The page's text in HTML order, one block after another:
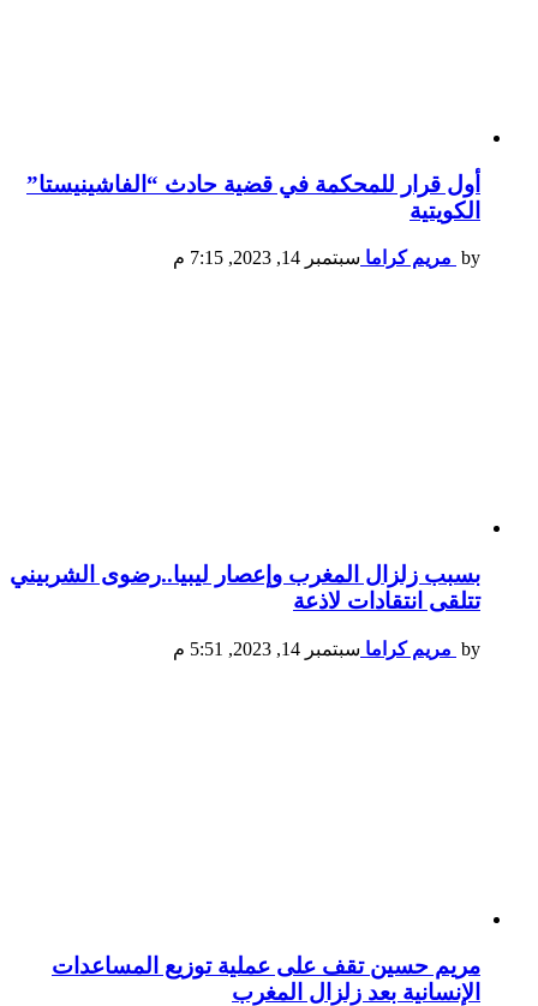
أول قرار للمحكمة في قضية حادث “الفاشينيستا”
الكويتية
by مريم كراما سبتمبر 14, 2023, 7:15 م
بسبب زلزال المغرب وإعصار ليبيا..رضوى الشربيني
تتلقى انتقادات لاذعة
by مريم كراما سبتمبر 14, 2023, 5:51 م
مريم حسين تقف على عملية توزيع المساعدات
الإنسانية بعد زلزال المغرب